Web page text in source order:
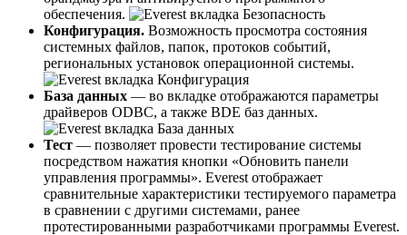
обеспечения.
Конфигурация. Возможность просмотра состояния
системных файлов, папок, протоков событий,
региональных установок операционной системы.
База данных — во вкладке отображаются параметры
драйверов ODBC, а также BDE баз данных.
Тест — позволяет провести тестирование системы
посредством нажатия кнопки «Обновить панели
управления программы». Everest отображает
сравнительные характеристики тестируемого параметра
в сравнении с другими системами, ранее
протестированными разработчиками программы Everest.